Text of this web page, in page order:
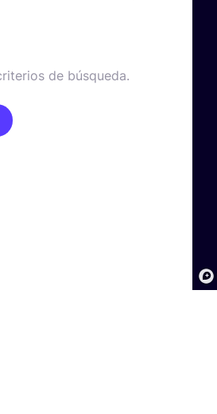
de búsqueda.